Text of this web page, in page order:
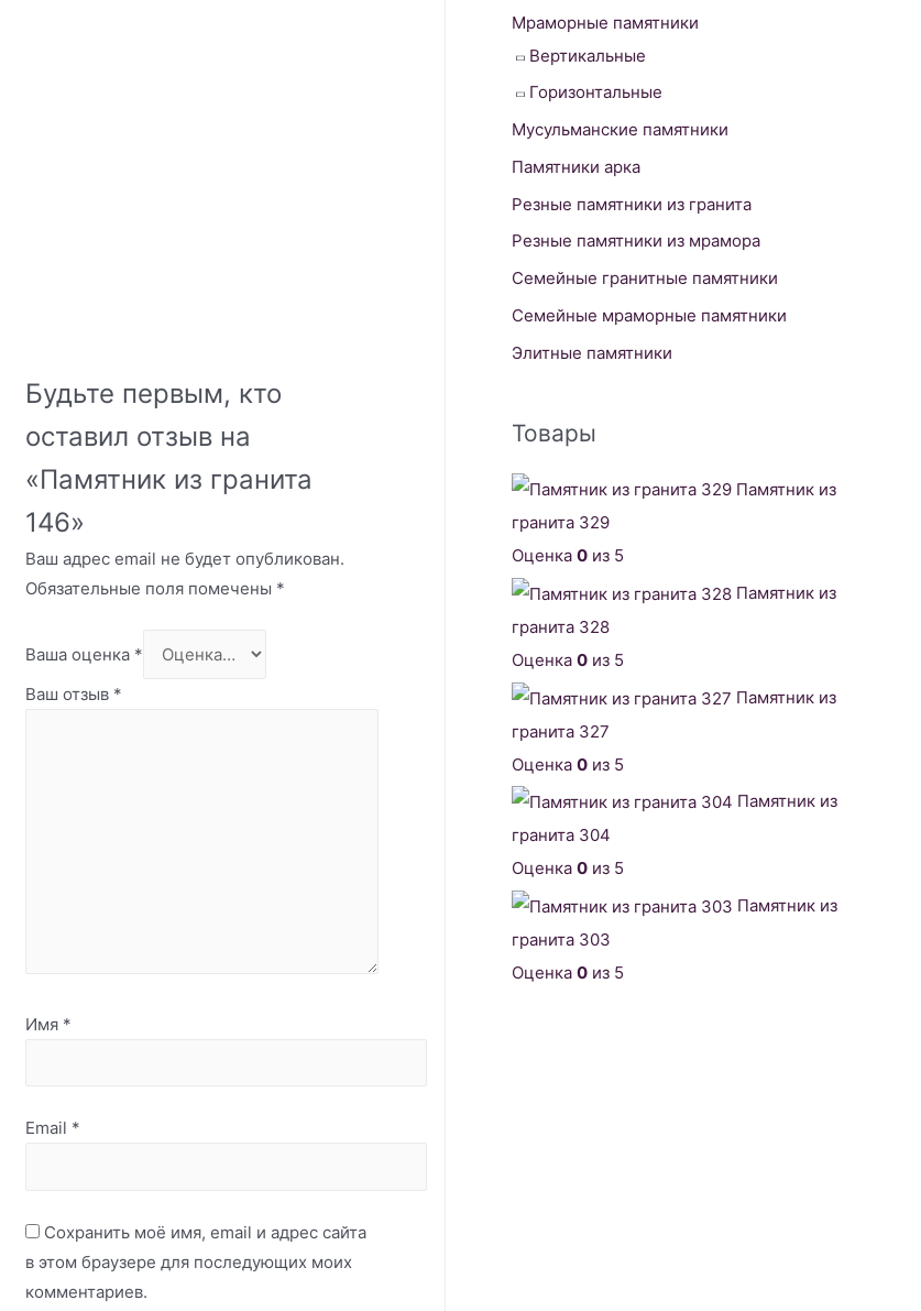
Будьте первым, кто
оставил отзыв на
«Памятник из гранита
146»
Ваш адрес email не будет опубликован.
Обязательные поля помечены *
Ваша оценка *
Ваш отзыв *
Имя *
Email *
Сохранить моё имя, email и адрес сайта
в этом браузере для последующих моих
комментариев.
Мраморные памятники
Вертикальные
Горизонтальные
Мусульманские памятники
Памятники арка
Резные памятники из гранита
Резные памятники из мрамора
Семейные гранитные памятники
Семейные мраморные памятники
Элитные памятники
Товары
Памятник из
гранита 329
Оценка 0 из 5
Памятник из
гранита 328
Оценка 0 из 5
Памятник из
гранита 327
Оценка 0 из 5
Памятник из
гранита 304
Оценка 0 из 5
Памятник из
гранита 303
Оценка 0 из 5